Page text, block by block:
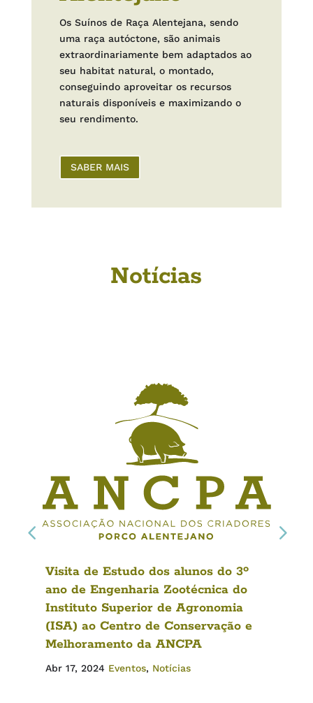
Os Suínos de Raça Alentejana, sendo
uma raça autóctone, são animais
extraordinariamente bem adaptados ao
seu habitat natural, o montado,
conseguindo aproveitar os recursos
naturais disponíveis e maximizando o
seu rendimento.
SABER MAIS
Notícias
Visita de Estudo dos alunos do 3º
ano de Engenharia Zootécnica do
Instituto Superior de Agronomia
(ISA) ao Centro de Conservação e
Melhoramento da ANCPA
Abr 17, 2024 Eventos, Notícias